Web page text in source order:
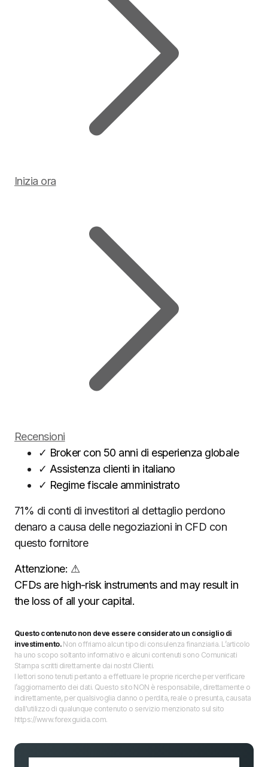
Inizia ora
Recensioni
✓ Broker con 50 anni di esperienza globale
✓ Assistenza clienti in italiano
✓ Regime fiscale amministrato
71% di conti di investitori al dettaglio perdono
denaro a causa delle negoziazioni in CFD con
questo fornitore
Attenzione: ⚠
CFDs are high-risk instruments and may result in
the loss of all your capital.
Questo contenuto non deve essere considerato un consiglio di
investimento.Non offriamo alcun tipo di consulenza finanziaria. L’articolo
ha uno scopo soltanto informativo e alcuni contenuti sono Comunicati
Stampa scritti direttamente dai nostri Clienti.
I lettori sono tenuti pertanto a effettuare le proprie ricerche per verificare
l’aggiornamento dei dati. Questo sito NON è responsabile, direttamente o
indirettamente, per qualsivoglia danno o perdita, reale o presunta, causata
dall'utilizzo di qualunque contenuto o servizio menzionato sul sito
https://www.forexguida.com.